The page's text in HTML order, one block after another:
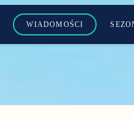
WIADOMOŚCI